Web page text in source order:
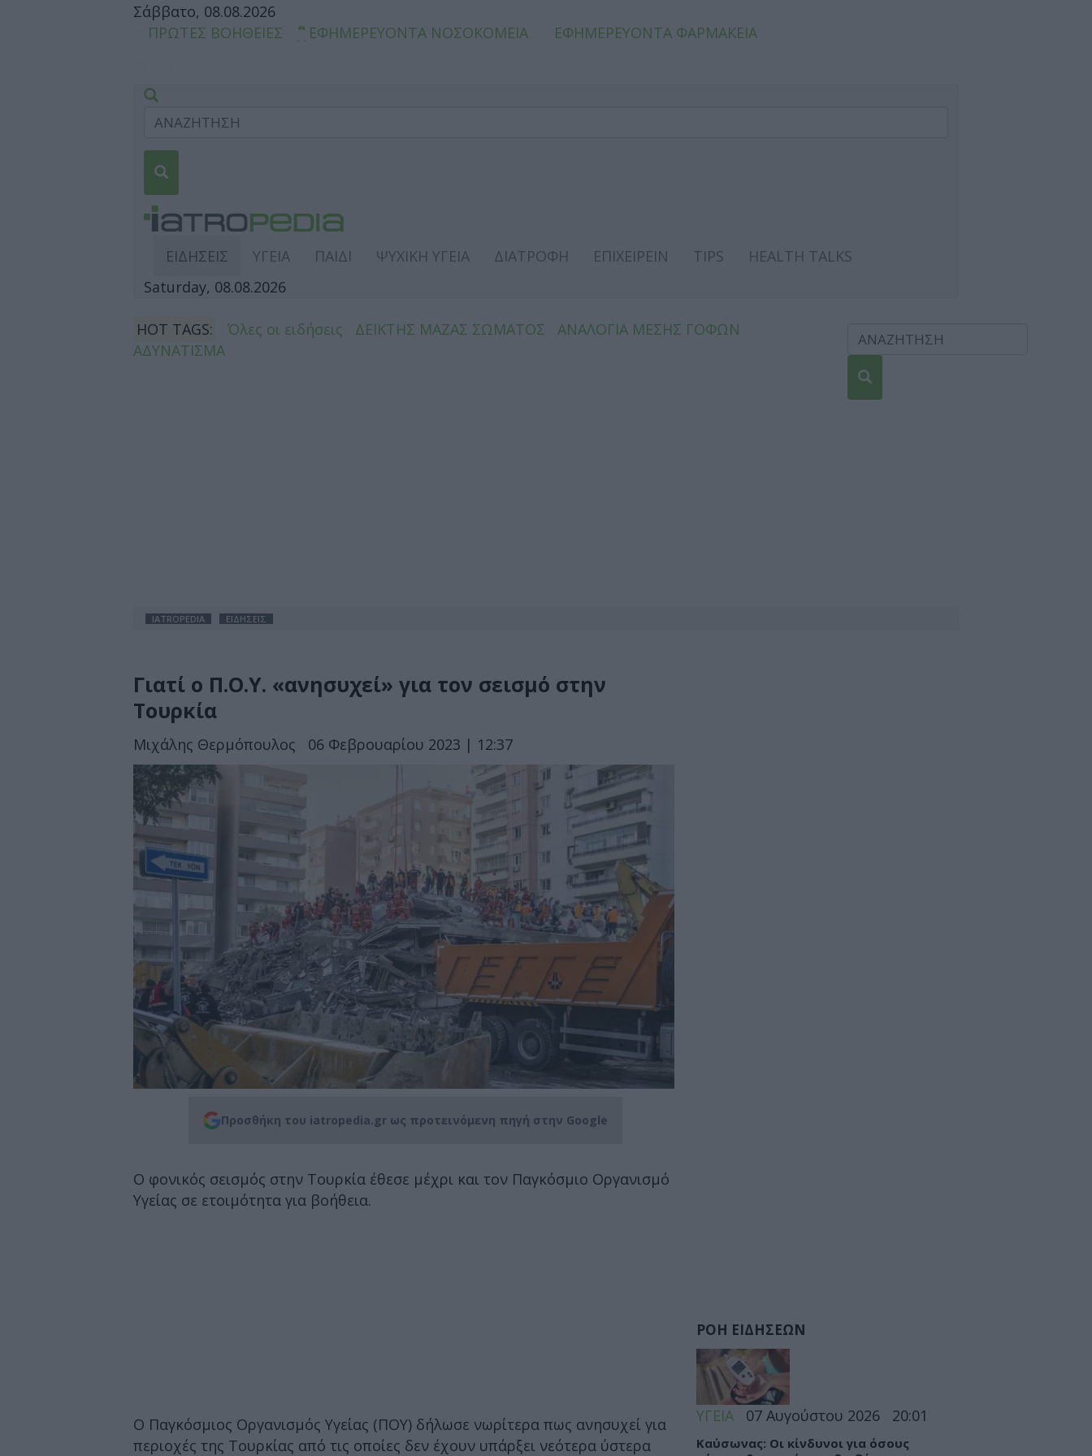
Σάββατο, 08.08.2026
ΠΡΩΤΕΣ ΒΟΗΘΕΙΕΣ
ΕΦΗΜΕΡΕΥΟΝΤΑ ΝΟΣΟΚΟΜΕΙΑ ΕΦΗΜΕΡΕΥΟΝΤΑ ΦΑΡΜΑΚΕΙΑ
ΕΙΔΗΣΕΙΣ ΥΓΕΙΑ ΠΑΙΔΙ ΨΥΧΙΚΗ ΥΓΕΙΑ ΔΙΑΤΡΟΦΗ ΕΠΙΧΕΙΡΕΙΝ TIPS
HEALTH TALKS
Saturday, 08.08.2026
HOT TAGS: Όλες οι ειδήσεις ΔΕΙΚΤΗΣ ΜΑΖΑΣ ΣΩΜΑΤΟΣ
ΑΝΑΛΟΓΙΑ ΜΕΣΗΣ ΓΟΦΩΝ
ΑΔΥΝΑΤΙΣΜΑ
IATROPEDIA ΕΙΔΗΣΕΙΣ
Γιατί ο Π.Ο.Υ. «ανησυχεί» για τον σεισμό στην
Τουρκία
Μιχάλης Θερμόπουλος 06 Φεβρουαρίου 2023 | 12:37
Προσθήκη του iatropedia.gr ως προτεινόμενη πηγή στην Google
Ο φονικός σεισμός στην Τουρκία έθεσε μέχρι και τον Παγκόσμιο Οργανισμό
Υγείας σε ετοιμότητα για βοήθεια.
Ο Παγκόσμιος Οργανισμός Υγείας (ΠΟΥ) δήλωσε νωρίτερα πως ανησυχεί για
περιοχές της Τουρκίας από τις οποίες δεν έχουν υπάρξει νεότερα ύστερα
ΡΟΗ ΕΙΔΗΣΕΩΝ
ΥΓΕΙΑ 07 Αυγούστου 2026 20:01
Καύσωνας: Οι κίνδυνοι για όσους